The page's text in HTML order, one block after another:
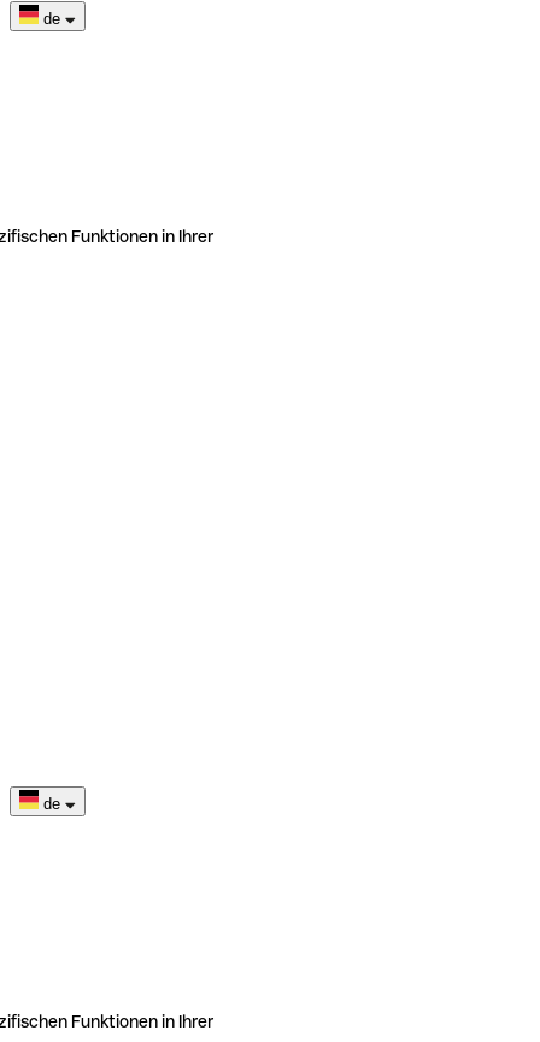
de
Funktionen in Ihrer
de
Funktionen in Ihrer